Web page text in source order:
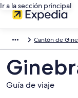
Ir a la sección principal
Cantón de
Guía de viaje